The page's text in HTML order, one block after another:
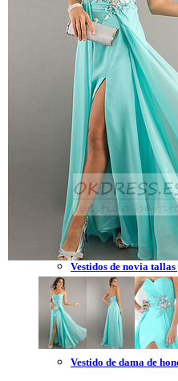
Vestidos de novia 2023
Vestidos de novia sin
Vestidos de novia
Vestidos de novia corte
Vestidos de novia
Vestidos de novia corte
Vestidos de novia corto
Vestidos de novia
Vestidos de novia tallas
Vestidos de novia blanco
Vestidos de dama de honor
Vestido de dama de